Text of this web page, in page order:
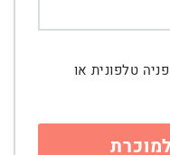
טלפונית או